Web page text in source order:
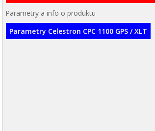
Parametry a info o produktu
Parametry Celestron CPC 1100 GPS / XLT